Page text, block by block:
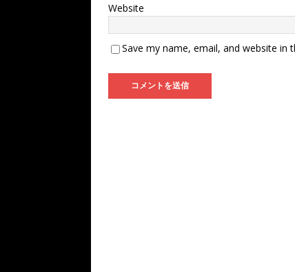
Website
Save my name, email, and website